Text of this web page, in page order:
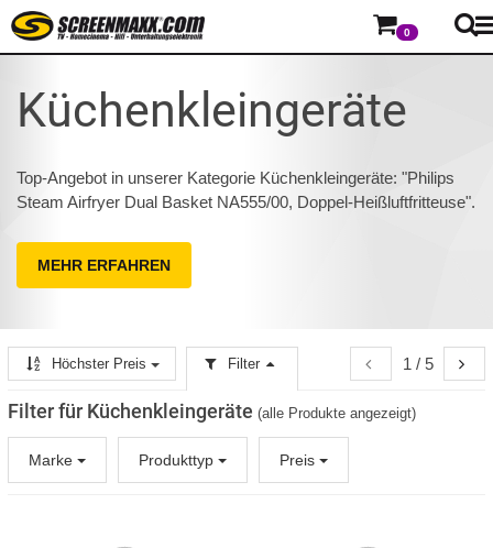
0
Küchenkleingeräte
Top-Angebot in unserer Kategorie Küchenkleingeräte: "Philips
Steam Airfryer Dual Basket NA555/00, Doppel-Heißluftfritteuse".
MEHR ERFAHREN
1 / 5
Höchster Preis Filter
Filter für Küchenkleingeräte (alle Produkte angezeigt)
Marke Produkttyp Preis